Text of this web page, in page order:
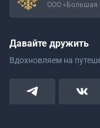
ООО «Большая
Давайте дружить
Вдохновляем на